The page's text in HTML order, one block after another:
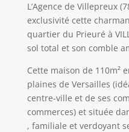
L’Agence de Villepreux
exclusivité cette
quartier du Prieuré à
sol total et son comble
Cette maison de 110m²
plaines de Versailles
centre-ville et de ses
commerces) et située
, familiale et verdoyant